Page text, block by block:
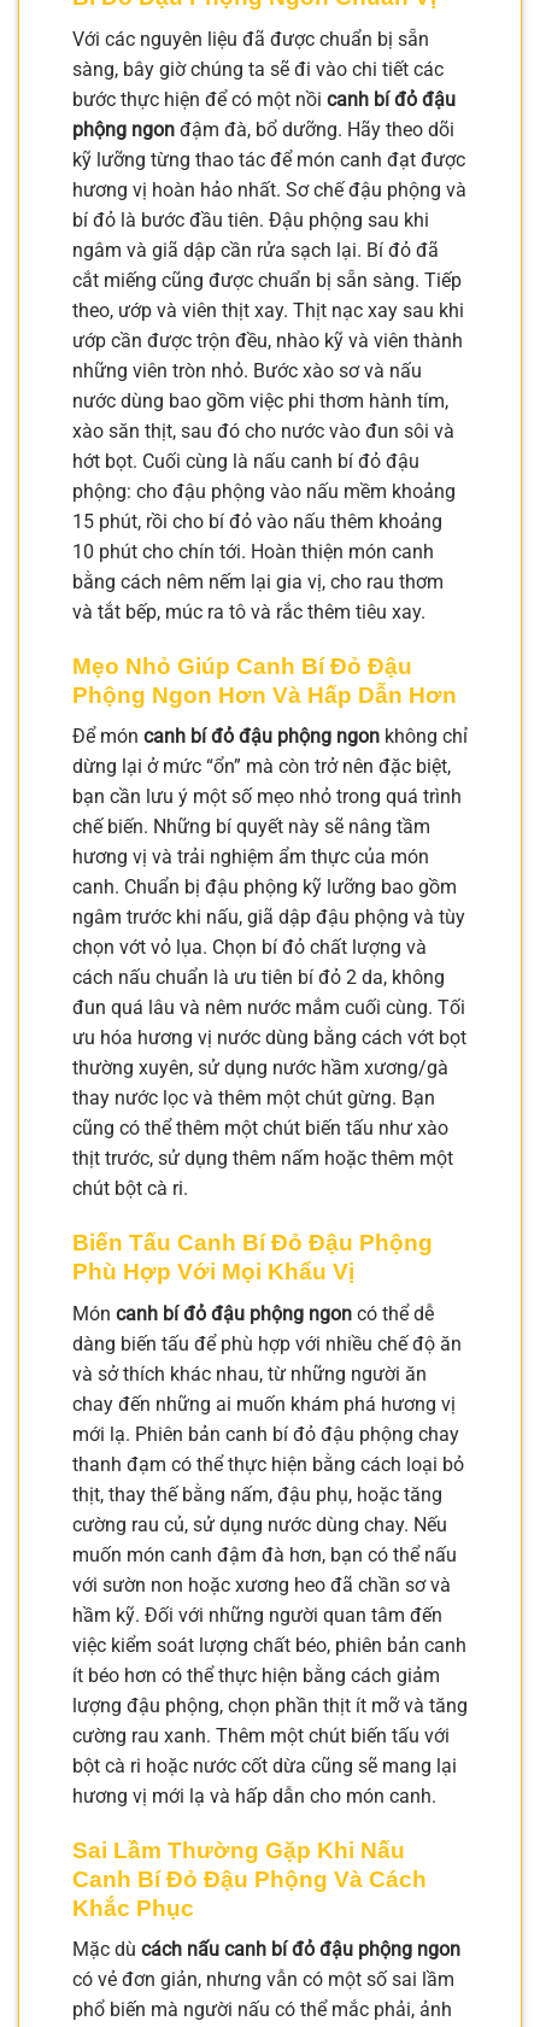
Với các nguyên liệu đã được chuẩn bị sẵn
sàng, bây giờ chúng ta sẽ đi vào chi tiết các
bước thực hiện để có một nồi canh bí đỏ đậu
phộng ngon đậm đà, bổ dưỡng. Hãy theo dõi
kỹ lưỡng từng thao tác để món canh đạt được
hương vị hoàn hảo nhất. Sơ chế đậu phộng và
bí đỏ là bước đầu tiên. Đậu phộng sau khi
ngâm và giã dập cần rửa sạch lại. Bí đỏ đã
cắt miếng cũng được chuẩn bị sẵn sàng. Tiếp
theo, ướp và viên thịt xay. Thịt nạc xay sau khi
ướp cần được trộn đều, nhào kỹ và viên thành
những viên tròn nhỏ. Bước xào sơ và nấu
nước dùng bao gồm việc phi thơm hành tím,
xào săn thịt, sau đó cho nước vào đun sôi và
hớt bọt. Cuối cùng là nấu canh bí đỏ đậu
phộng: cho đậu phộng vào nấu mềm khoảng
15 phút, rồi cho bí đỏ vào nấu thêm khoảng
10 phút cho chín tới. Hoàn thiện món canh
bằng cách nêm nếm lại gia vị, cho rau thơm
và tắt bếp, múc ra tô và rắc thêm tiêu xay.
Mẹo Nhỏ Giúp Canh Bí Đỏ Đậu
Phộng Ngon Hơn Và Hấp Dẫn Hơn
Để món canh bí đỏ đậu phộng ngon không chỉ
dừng lại ở mức “ổn” mà còn trở nên đặc biệt,
bạn cần lưu ý một số mẹo nhỏ trong quá trình
chế biến. Những bí quyết này sẽ nâng tầm
hương vị và trải nghiệm ẩm thực của món
canh. Chuẩn bị đậu phộng kỹ lưỡng bao gồm
ngâm trước khi nấu, giã dập đậu phộng và tùy
chọn vớt vỏ lụa. Chọn bí đỏ chất lượng và
cách nấu chuẩn là ưu tiên bí đỏ 2 da, không
đun quá lâu và nêm nước mắm cuối cùng. Tối
ưu hóa hương vị nước dùng bằng cách vớt bọt
thường xuyên, sử dụng nước hầm xương/gà
thay nước lọc và thêm một chút gừng. Bạn
cũng có thể thêm một chút biến tấu như xào
thịt trước, sử dụng thêm nấm hoặc thêm một
chút bột cà ri.
Biến Tấu Canh Bí Đỏ Đậu Phộng
Phù Hợp Với Mọi Khẩu Vị
Món canh bí đỏ đậu phộng ngon có thể dễ
dàng biến tấu để phù hợp với nhiều chế độ ăn
và sở thích khác nhau, từ những người ăn
chay đến những ai muốn khám phá hương vị
mới lạ. Phiên bản canh bí đỏ đậu phộng chay
thanh đạm có thể thực hiện bằng cách loại bỏ
thịt, thay thế bằng nấm, đậu phụ, hoặc tăng
cường rau củ, sử dụng nước dùng chay. Nếu
muốn món canh đậm đà hơn, bạn có thể nấu
với sườn non hoặc xương heo đã chần sơ và
hầm kỹ. Đối với những người quan tâm đến
việc kiểm soát lượng chất béo, phiên bản canh
ít béo hơn có thể thực hiện bằng cách giảm
lượng đậu phộng, chọn phần thịt ít mỡ và tăng
cường rau xanh. Thêm một chút biến tấu với
bột cà ri hoặc nước cốt dừa cũng sẽ mang lại
hương vị mới lạ và hấp dẫn cho món canh.
Sai Lầm Thường Gặp Khi Nấu
Canh Bí Đỏ Đậu Phộng Và Cách
Khắc Phục
Mặc dù cách nấu canh bí đỏ đậu phộng ngon
có vẻ đơn giản, nhưng vẫn có một số sai lầm
phổ biến mà người nấu có thể mắc phải, ảnh